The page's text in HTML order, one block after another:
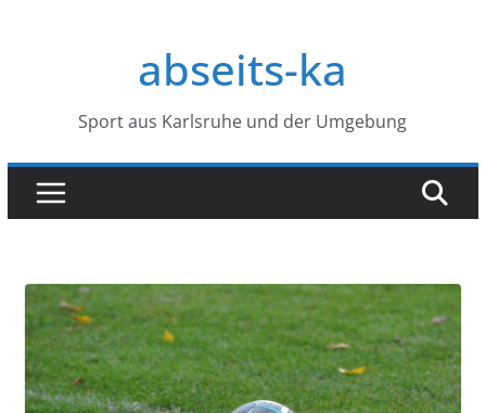
abseits-ka
Sport aus Karlsruhe und der Umgebung